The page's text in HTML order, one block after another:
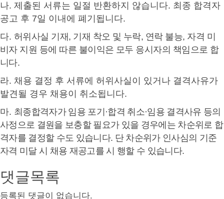
나. 제출된 서류는 일절 반환하지 않습니다. 최종 합격자
공고 후 7일 이내에 폐기됩니다.
다. 허위사실 기재 , 기재 착오 및 누락, 연락 불능, 자격 미
비자 지원 등에 따른 불이익은 모두 응시자의 책임으로 합
니다.
라. 채용 결정 후 서류에 허위사실이 있거나 결격사유가
발견될 경우 채용이 취소됩니다.
마. 최종합격자가 임용 포기 ·합격 취소·임용 결격사유 등의
사정으로 결원을 보충할 필요가 있을 경우에는 차순위로 합
격자를 결정할 수도 있습니다. 단 차순위가 인사심의 기준
자격 미달 시 채용 재공고를 시 행할 수 있습니다.
댓글목록
등록된 댓글이 없습니다.